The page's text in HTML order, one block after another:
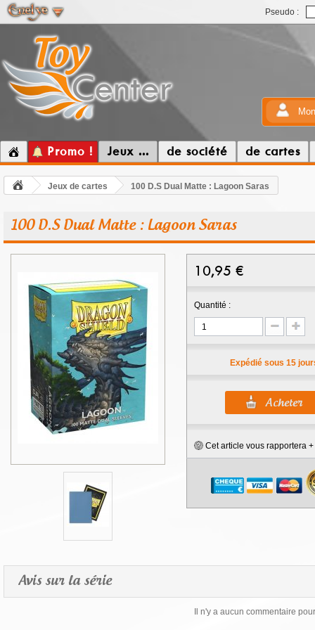
Pseudo :
Promo ! Jeux ... de société de cartes
Jeux de cartes 100 D.S Dual Matte : Lagoon Saras
100 D.S Dual Matte : Lagoon Saras
10,95 €
Quantité :
Expédié sous 15
Cet article vous rapportera +
Avis sur la série
Il n'y a aucun commentaire